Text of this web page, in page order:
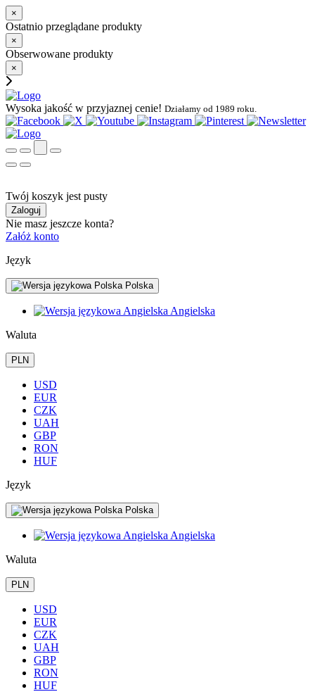
×
Ostatnio przeglądane produkty
×
Obserwowane produkty
×
Wysoka jakość w przyjaznej cenie! Działamy od 1989 roku.
Twój koszyk jest pusty
Zaloguj
Nie masz jeszcze konta?
Załóż konto
Język
Polska
Angielska
Waluta
PLN
USD
EUR
CZK
UAH
GBP
RON
HUF
Język
Polska
Angielska
Waluta
PLN
USD
EUR
CZK
UAH
GBP
RON
HUF